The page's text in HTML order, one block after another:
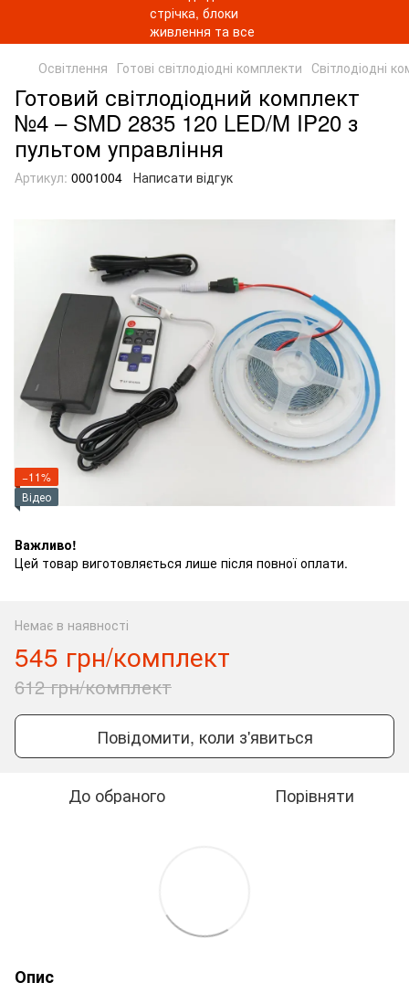
Освітлення Готові світлодіодні комплекти Світлодіодні
Готовий світлодіодний комплект
№4 – SMD 2835 120 LED/M IP20 з
пультом управління
Артикул: 0001004 Написати відгук
−11%
Відео
Важливо!
Цей товар виготовляється лише після повної оплати.
Немає в наявності
545 грн/комплект
612 грн/комплект
Повідомити, коли з'явиться
До обраного Порівняти
Опис